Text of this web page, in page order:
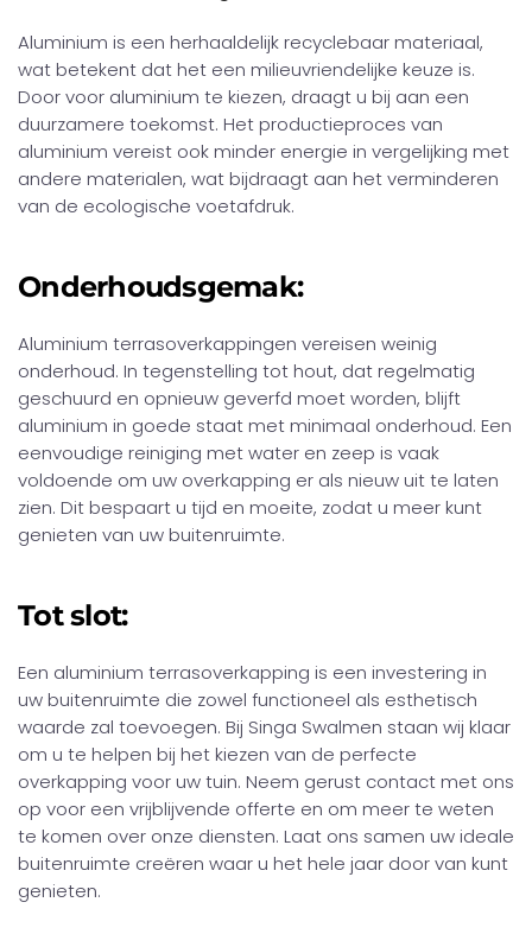
Aluminium is een herhaaldelijk recyclebaar materiaal,
wat betekent dat het een milieuvriendelijke keuze is.
Door voor aluminium te kiezen, draagt u bij aan een
duurzamere toekomst. Het productieproces van
aluminium vereist ook minder energie in vergelijking met
andere materialen, wat bijdraagt aan het verminderen
van de ecologische voetafdruk.
Onderhoudsgemak:
Aluminium terrasoverkappingen vereisen weinig
onderhoud. In tegenstelling tot hout, dat regelmatig
geschuurd en opnieuw geverfd moet worden, blijft
aluminium in goede staat met minimaal onderhoud. Een
eenvoudige reiniging met water en zeep is vaak
voldoende om uw overkapping er als nieuw uit te laten
zien. Dit bespaart u tijd en moeite, zodat u meer kunt
genieten van uw buitenruimte.
Tot slot:
Een aluminium terrasoverkapping is een investering in
uw buitenruimte die zowel functioneel als esthetisch
waarde zal toevoegen. Bij Singa Swalmen staan wij klaar
om u te helpen bij het kiezen van de perfecte
overkapping voor uw tuin. Neem gerust contact met ons
op voor een vrijblijvende offerte en om meer te weten
te komen over onze diensten. Laat ons samen uw ideale
buitenruimte creëren waar u het hele jaar door van kunt
genieten.